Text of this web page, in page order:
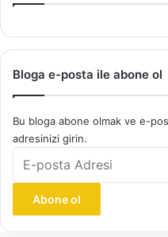
Bloga e-posta ile abone ol
Bu bloga abone olmak ve e-
adresinizi girin.
posta
Abone ol